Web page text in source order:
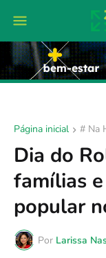
Página inicial # Na
Dia do
famílias
popular
Por Larissa